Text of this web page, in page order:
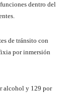
dentro del
de tránsito con
por inmersión
alcohol y 129 por